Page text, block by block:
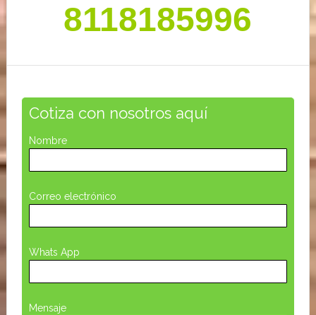
8118185996
Cotiza con nosotros aquí
Nombre
Correo electrónico
Whats App
Mensaje